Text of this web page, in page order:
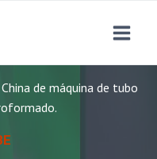
de máquina de tubo